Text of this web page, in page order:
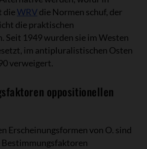
dieWRVdie Normen schuf, der
die praktischen
Seit 1949 wurden sie im Westen
im antipluralistischen Osten
verweigert.
oppositionellen
Erscheinungsformen von O. sind